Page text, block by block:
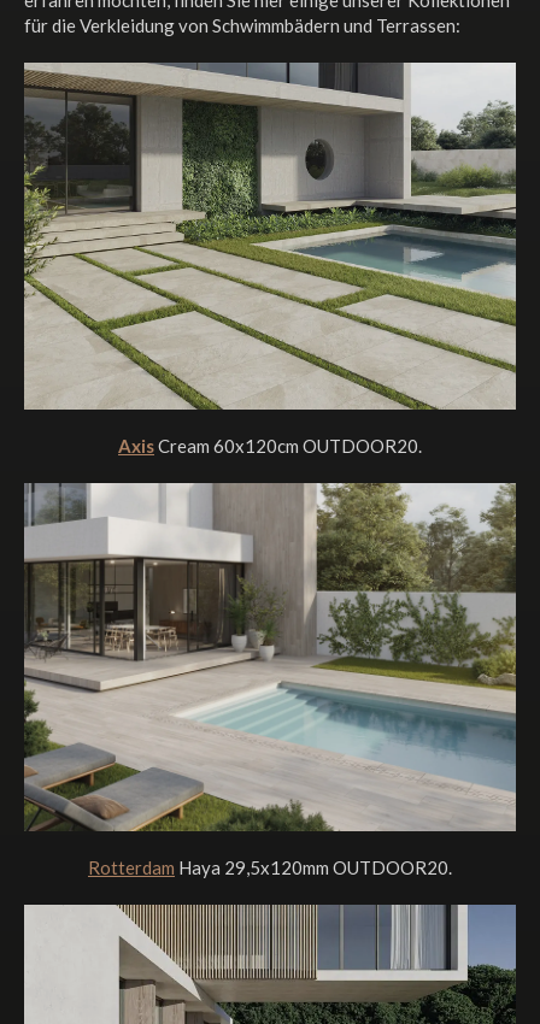
für die Verkleidung von Schwimmbädern und Terrassen:
AxisCream 60x120cm OUTDOOR20.
Rotterdam Haya 29,5x120mm OUTDOOR20.